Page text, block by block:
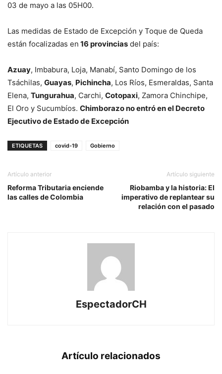
03 de mayo a las 05H00.
Las medidas de Estado de Excepción y Toque de Queda
están focalizadas en 16 provincias del país:
Azuay, Imbabura, Loja, Manabí, Santo Domingo de los
Tsáchilas, Guayas, Pichincha, Los Ríos, Esmeraldas, Santa
Elena, Tungurahua, Carchi, Cotopaxi, Zamora Chinchipe,
El Oro y Sucumbíos. Chimborazo no entró en el Decreto
Ejecutivo de Estado de Excepción
ETIQUETAS covid-19 Gobierno
Artículo anterior
Reforma Tributaria enciende
las calles de Colombia
Artículo siguiente
Riobamba y la historia: El
imperativo de replantear su
relación con el pasado
EspectadorCH
Artículo relacionados